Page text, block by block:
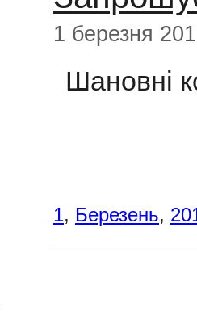
1 березня
Шановні
1, Березень,